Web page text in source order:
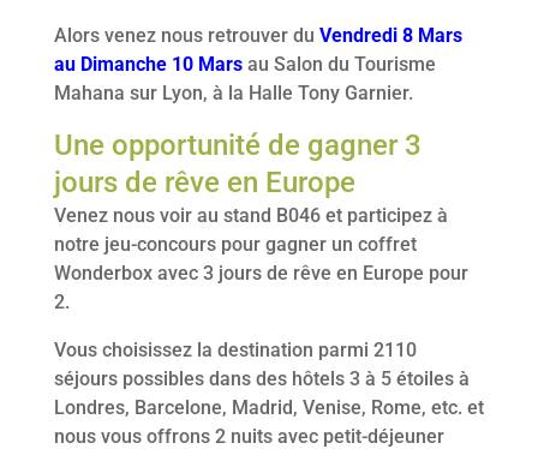
Alors venez nous retrouver du Vendredi 8 Mars
au Dimanche 10 Marsau Salon du Tourisme
Mahana sur Lyon, à la Halle Tony Garnier.
Une opportunité de gagner 3
jours de rêve en Europe
Venez nous voir au stand B046 et participez à
notre jeu-concours pour gagner un coffret
Wonderbox avec 3 jours de rêve en Europe pour
2.
Vous choisissez la destination parmi 2110
séjours possibles dans des hôtels 3 à 5 étoiles à
Londres, Barcelone, Madrid, Venise, Rome, etc. et
nous vous offrons 2 nuits avec petit-déjeuner